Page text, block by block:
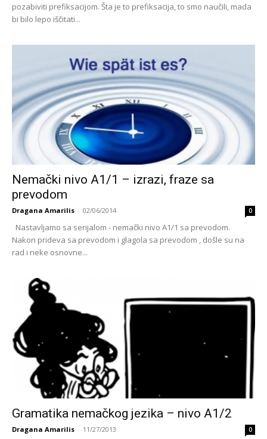
pozabiviti prefiksacijom. Šta je to prefiksacija, to smo naučili, mada
bi bilo lepo iščitati...
Nemački nivo A1/1 – izrazi, fraze sa
prevodom
Dragana Amarilis - 02/06/2014 0
Nastavljamo sa serijalom - nemački nivo A1/1 sa prevodom.
Nakon prideva sa prevodom i glagola sa prevodom , došle su na
rad i neke osnovne...
Gramatika nemačkog jezika – nivo A1/2
Dragana Amarilis - 11/27/2013 0